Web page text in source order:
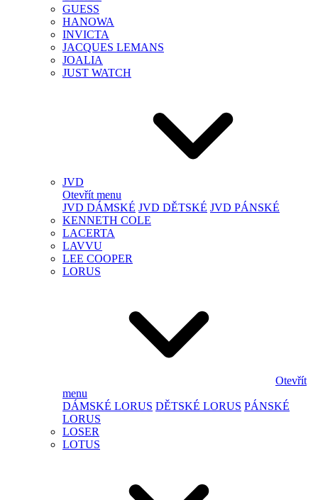
GUESS
HANOWA
INVICTA
JACQUES LEMANS
JOALIA
JUST WATCH
JVD
Otevřít menu
JVD DÁMSKÉ JVD DĚTSKÉ JVD PÁNSKÉ
KENNETH COLE
LACERTA
LAVVU
LEE COOPER
LORUS
Otevřít
menu
DÁMSKÉ LORUS DĚTSKÉ LORUS PÁNSKÉ
LORUS
LOSER
LOTUS